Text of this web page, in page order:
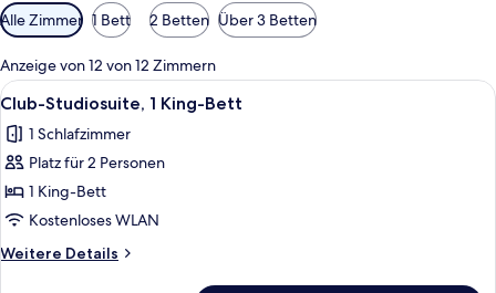
Verfügbare
Filter
für
Zimmer
Alle Zimmer 1 Bett 2 Betten Über 3 Betten
Anzeige von 12 von 12 Zimmern
Alle
Fotos
für
Club-
Studiosuite,
1 King-
Bett
anzeigen
Zimmersafe, Schreibtisch,
4
Club-Studiosuite, 1 King-Bett
1 Schlafzimmer
Platz für 2 Personen
1 King-Bett
Kostenloses WLAN
Weitere Details
Weitere